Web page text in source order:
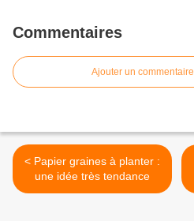
Commentaires
Ajouter un commentaire
< Papier graines à planter :
une idée très tendance